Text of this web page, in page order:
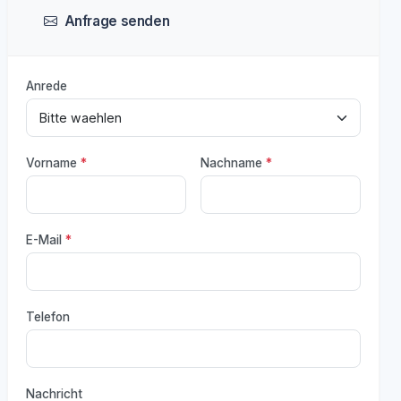
Anfrage senden
Anrede
Vorname * Nachname *
E-Mail *
Telefon
Nachricht